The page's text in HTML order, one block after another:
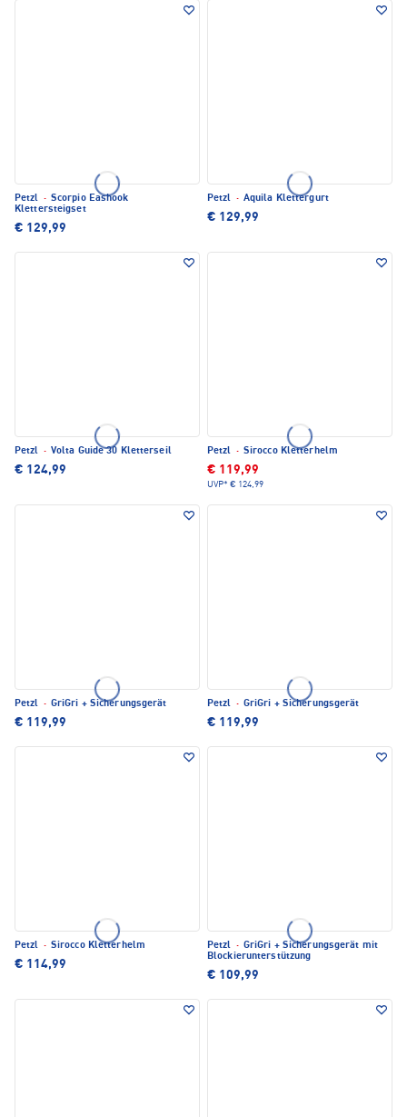
Petzl · Scorpio Eashook
Klettersteigset
€ 129,99
Petzl · Aquila Klettergurt
€ 129,99
Petzl · Volta Guide 30 Kletterseil
€ 124,99
Petzl · Sirocco Kletterhelm
€ 119,99
UVP* € 124,99
Petzl · GriGri + Sicherungsgerät
€ 119,99
Petzl · GriGri + Sicherungsgerät
€ 119,99
Petzl · Sirocco Kletterhelm
€ 114,99
Petzl · GriGri + Sicherungsgerät mit
Blockierunterstützung
€ 109,99